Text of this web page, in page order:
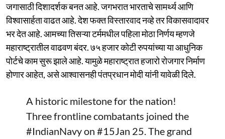
जगासाठी दिशादर्शक बनत आहे. जगभरात भारताचे सामर्थ्य आणि
विश्वासार्हता वाढत आहे. देश फक्त विस्तारवाद नव्हे तर विकासवादावर
भर देत आहे. आमच्या तिसऱ्या टर्ममधील पहिला मोठा निर्णय म्हणजे
महाराष्ट्रातील वाढवण बंदर. ७५ हजार कोटी रुपयांच्या या आधुनिक
पोर्टचे काम सुरू झाले आहे. यामुळे महाराष्ट्रात हजारो रोजगार निर्माण
होणार आहेत, असे आश्वासनही पंतप्रधान मोदी यांनी यावेळी दिले.
A historic milestone for the nation!
Three frontline combatants joined the
#IndianNavyon #15Jan 25. The grand